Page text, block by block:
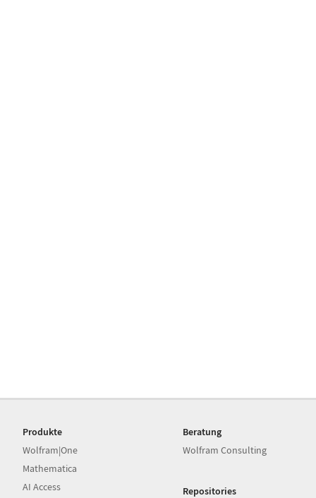
Produkte
Wolfram|One
Mathematica
AI Access
Beratung
Wolfram Consulting
Repositories